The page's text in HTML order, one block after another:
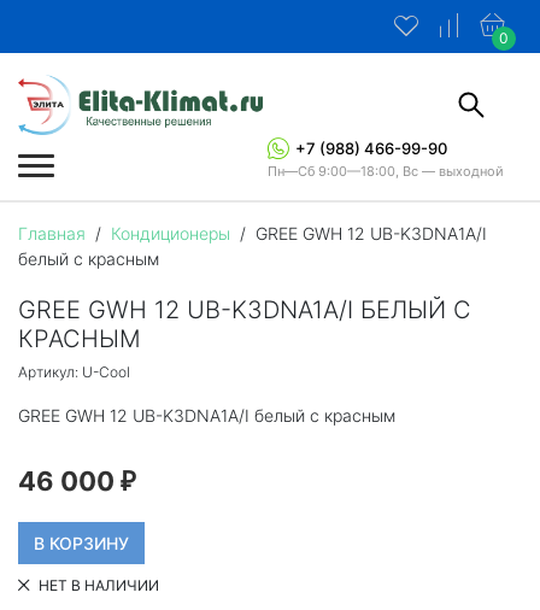
0
+7 (988) 466-99-90
Пн—Сб 9:00—18:00, Вс — выходной
Главная / Кондиционеры / GREE GWH 12 UB-K3DNA1A/I
белый с красным
GREE GWH 12 UB-K3DNA1A/I БЕЛЫЙ С
КРАСНЫМ
Артикул: U-Cool
GREE GWH 12 UB-K3DNA1A/I белый с красным
46 000 ₽
НЕТ В НАЛИЧИИ